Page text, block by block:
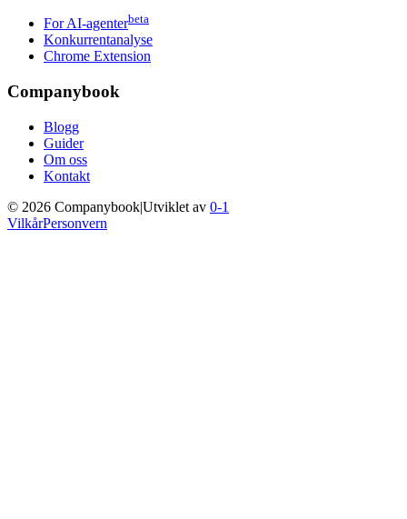
For AI-agenterbeta
Konkurrentanalyse
Chrome Extension
Companybook
Blogg
Guider
Om oss
Kontakt
© 2026 Companybook|Utviklet av 0-1
VilkårPersonvern